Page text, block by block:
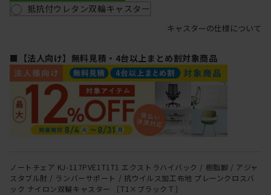
抵抗付ウレタン双輪キャスター
キャスターの仕様について
■【法人向け】無料見積・4台以上まとめ割対象商品
ノートチェア KJ-117PVE1T1T1 エクストラハイバック / 樹脂脚 / アジャ
スタブル肘 / ランバーサポート / 抗ウイルス加工布地 プレーンクロスバ
ック ナイロン双輪キャスター ［T1×ブラックＴ］